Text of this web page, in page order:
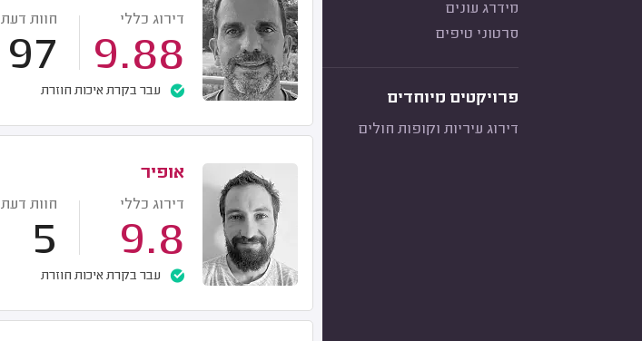
מידרג עונים
סרטוני טיפים
פרויקטים מיוחדים
דירוג עיריות וקופות חולים
דירוג כללי
9.88
חוות דעת
97
עבר בקרת איכות חוזרת
אופיר
דירוג כללי
9.8
חוות דעת
5
עבר בקרת איכות חוזרת